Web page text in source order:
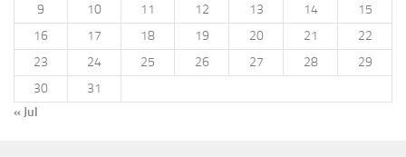
9
10 11 12 13 14
15
16
17 18 19 20 21
22
23
24 25 26 27 28
29
30
31
« Jul